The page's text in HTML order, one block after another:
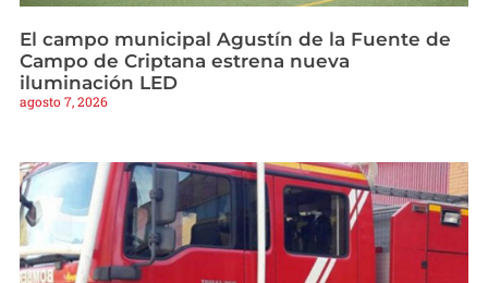
El campo municipal Agustín de la Fuente de
Campo de Criptana estrena nueva
iluminación LED
agosto 7, 2026